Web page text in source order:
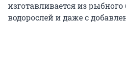
изготавливается из
водорослей и даже с